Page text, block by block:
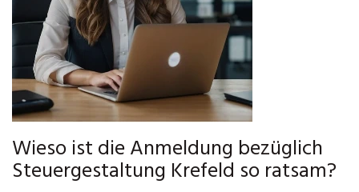
Wieso ist die Anmeldung bezüglich
Steuergestaltung Krefeld so ratsam?